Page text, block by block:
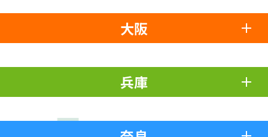
大阪
兵庫